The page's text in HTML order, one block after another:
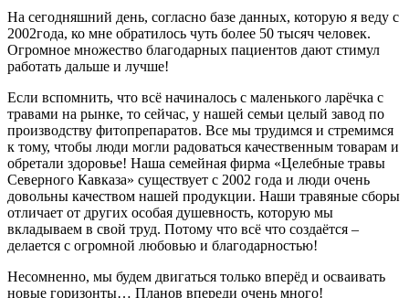
На сегодняшний день, согласно базе данных, которую я веду с
2002года, ко мне обратилось чуть более 50 тысяч человек.
Огромное множество благодарных пациентов дают стимул
работать дальше и лучше!
Если вспомнить, что всё начиналось с маленького ларёчка с
травами на рынке, то сейчас, у нашей семьи целый завод по
производству фитопрепаратов. Все мы трудимся и стремимся
к тому, чтобы люди могли радоваться качественным товарам и
обретали здоровье! Наша семейная фирма «Целебные травы
Северного Кавказа» существует с 2002 года и люди очень
довольны качеством нашей продукции. Наши травяные сборы
отличает от других особая душевность, которую мы
вкладываем в свой труд. Потому что всё что создаётся –
делается с огромной любовью и благодарностью!
Несомненно, мы будем двигаться только вперёд и осваивать
новые горизонты… Планов впереди очень много!